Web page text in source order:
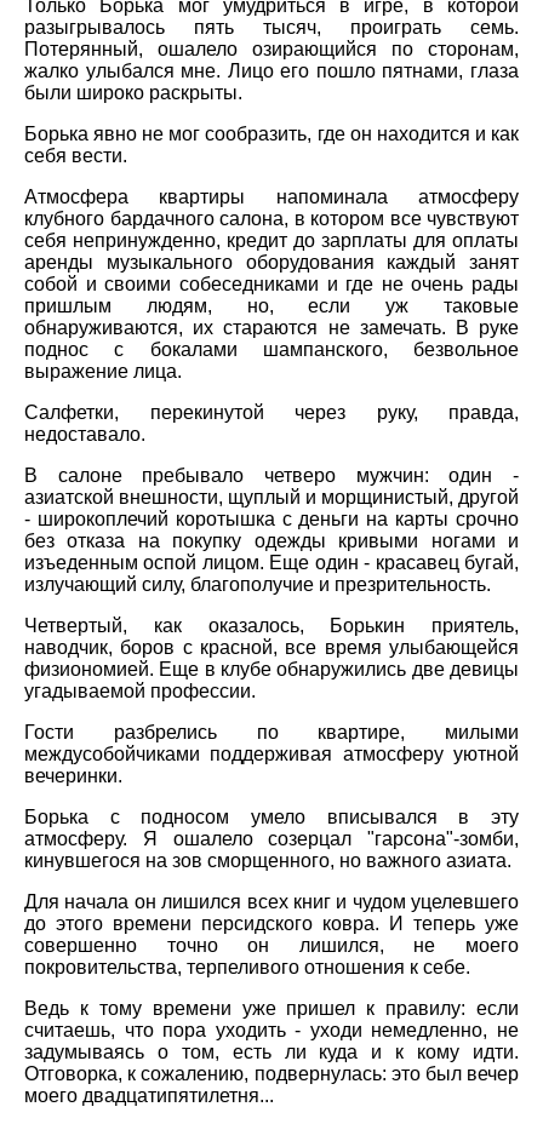
Только Борька мог умудриться в игре, в которой
разыгрывалось пять тысяч, проиграть семь.
Потерянный, ошалело озирающийся по сторонам,
жалко улыбался мне. Лицо его пошло пятнами, глаза
были широко раскрыты.
Борька явно не мог сообразить, где он находится и как
себя вести.
Атмосфера квартиры напоминала атмосферу
клубного бардачного салона, в котором все чувствуют
себя непринужденно, кредит до зарплаты для оплаты
аренды музыкального оборудования каждый занят
собой и своими собеседниками и где не очень рады
пришлым людям, но, если уж таковые
обнаруживаются, их стараются не замечать. В руке
поднос с бокалами шампанского, безвольное
выражение лица.
Салфетки, перекинутой через руку, правда,
недоставало.
В салоне пребывало четверо мужчин: один -
азиатской внешности, щуплый и морщинистый, другой
- широкоплечий коротышка с деньги на карты срочно
без отказа на покупку одежды кривыми ногами и
изъеденным оспой лицом. Еще один - красавец бугай,
излучающий силу, благополучие и презрительность.
Четвертый, как оказалось, Борькин приятель,
наводчик, боров с красной, все время улыбающейся
физиономией. Еще в клубе обнаружились две девицы
угадываемой профессии.
Гости разбрелись по квартире, милыми
междусобойчиками поддерживая атмосферу уютной
вечеринки.
Борька с подносом умело вписывался в эту
атмосферу. Я ошалело созерцал "гарсона"-зомби,
кинувшегося на зов сморщенного, но важного азиата.
Для начала он лишился всех книг и чудом уцелевшего
до этого времени персидского ковра. И теперь уже
совершенно точно он лишился, не моего
покровительства, терпеливого отношения к себе.
Ведь к тому времени уже пришел к правилу: если
считаешь, что пора уходить - уходи немедленно, не
задумываясь о том, есть ли куда и к кому идти.
Отговорка, к сожалению, подвернулась: это был вечер
моего двадцатипятилетня...